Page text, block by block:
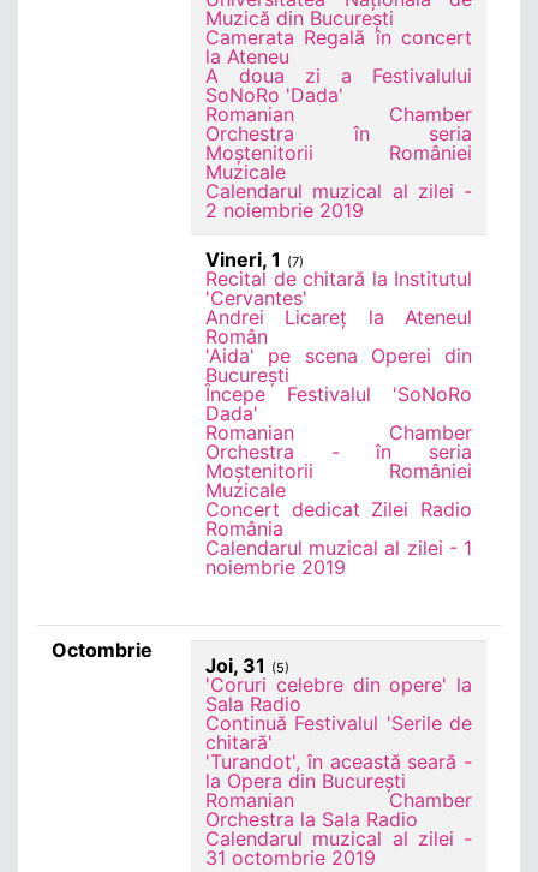
Muzică din București
Camerata Regală în concert
la Ateneu
A doua zi a Festivalului
SoNoRo 'Dada'
Romanian Chamber
Orchestra în seria
Moștenitorii României
Muzicale
Calendarul muzical al zilei -
2 noiembrie 2019
Vineri, 1 (7)
Recital de chitară la Institutul
'Cervantes'
Andrei Licareț la Ateneul
Român
'Aida' pe scena Operei din
București
Începe Festivalul 'SoNoRo
Dada'
Romanian Chamber
Orchestra - în seria
Moștenitorii României
Muzicale
Concert dedicat Zilei Radio
România
Calendarul muzical al zilei - 1
noiembrie 2019
Octombrie
Joi, 31 (5)
'Coruri celebre din opere' la
Sala Radio
Continuă Festivalul 'Serile de
chitară'
'Turandot', în această seară -
la Opera din București
Romanian Chamber
Orchestra la Sala Radio
Calendarul muzical al zilei -
31 octombrie 2019